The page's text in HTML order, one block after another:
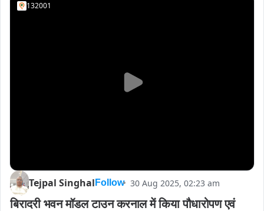
132001
Tejpal Singhal Follow 30 Aug 2025, 02:23 am
बिरादरी भवन मॉडल टाउन करनाल में किया पौधारोपण एवं